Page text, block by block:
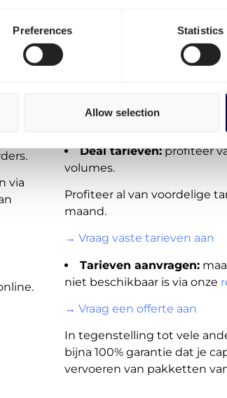
Preferences Statistics
Allow selection
met
via
naar Roemenië direct
Deze verzendtarieven zijn
wordt echter snel en
Deal tarieven:profiteer
volumes.
Profiteer al van voordelige
maand.
→ Vraag vaste tarieven aan
Tarieven aanvragen:
niet beschikbaar is via onze
→ Vraag een offerte aan
In tegenstelling tot vele
bijna 100% garantie dat je
vervoeren van pakketten